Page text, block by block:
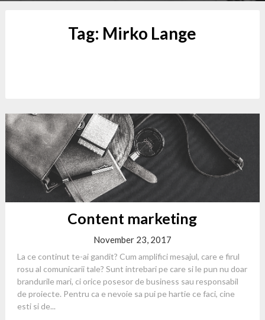
Tag: Mirko Lange
Content marketing
November 23, 2017
La ce continut te-ai gandit? Cum amplifici mesajul, care e firul
rosu al comunicarii tale? Sunt intrebari pe care si le pun nu doar
brandurile mari, ci orice posesor de business sau responsabil
de proiecte. Pentru ca e nevoie sa pui pe hartie ce faci, cine
esti si de...